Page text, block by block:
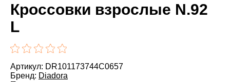
Кроссовки взрослые N.92
L
Артикул: DR101173744C0657
Бренд: Diadora